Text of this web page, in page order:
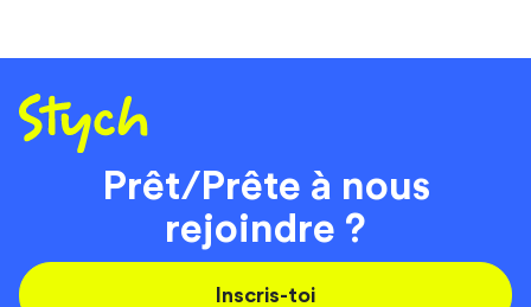
Prêt/Prête à nous
rejoindre ?
Inscris-toi